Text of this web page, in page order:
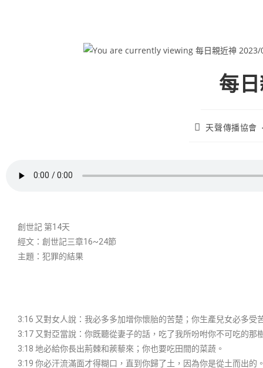
每
天聲傳播協會
創世記 第14天
經文：創世記三章16~24節
主題：犯罪的結果
3:16 又對女人說：我必多多加增你懷胎的苦楚；你生產兒女必多受
3:17 又對亞當說：你既聽從妻子的話，吃了我所吩咐你不可吃的
3:18 地必給你長出荊棘和蒺藜來；你也要吃田間的菜蔬。
3:19 你必汗流滿面才得糊口，直到你歸了土，因為你是從土而出的